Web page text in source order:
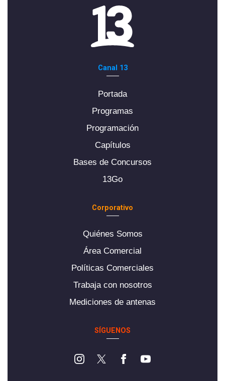
Canal 13
Portada
Programas
Programación
Capítulos
Bases de Concursos
13Go
Corporativo
Quiénes Somos
Área Comercial
Políticas Comerciales
Trabaja con nosotros
Mediciones de antenas
SÍGUENOS